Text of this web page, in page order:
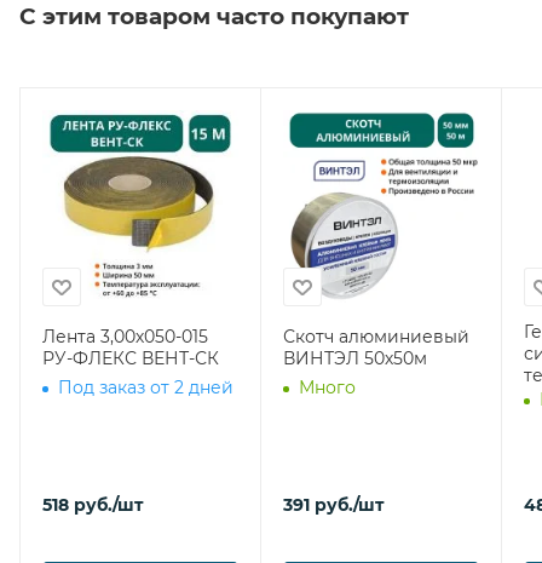
С этим товаром часто покупают
Лента 3,00х050-015
РУ-ФЛЕКС ВЕНТ-СК
Под заказ от 2 дней
518 руб./шт
Скотч алюминиевый
ВИНТЭЛ 50х50м
Много
391 руб./шт